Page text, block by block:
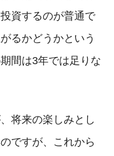
資するのが普通で
るかどうかという
間は3年では足りな
将来の楽しみとし
ですが、これから